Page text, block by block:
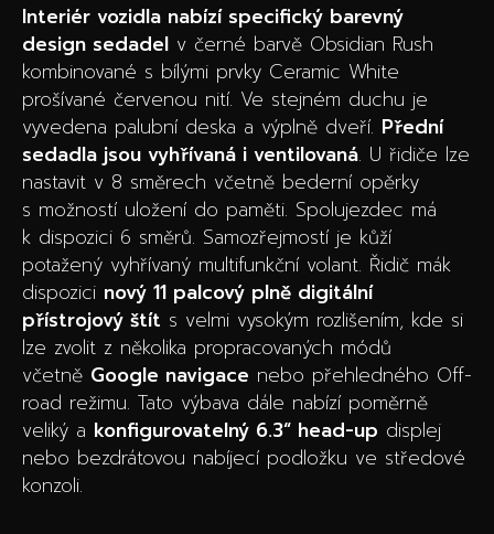
Interiér vozidla nabízí specifický barevný
design sedadel v černé barvě Obsidian Rush
kombinované s bílými prvky Ceramic White
prošívané červenou nití. Ve stejném duchu je
vyvedena palubní deska a výplně dveří. Přední
sedadla jsou vyhřívaná i ventilovaná. U řidiče lze
nastavit v 8 směrech včetně bederní opěrky
s možností uložení do paměti. Spolujezdec má
k dispozici 6 směrů. Samozřejmostí je kůží
potažený vyhřívaný multifunkční volant. Řidič mák
dispozici nový 11 palcový plně digitální
přístrojový štít s velmi vysokým rozlišením, kde si
lze zvolit z několika propracovaných módů
včetně Google navigace nebo přehledného Off-
road režimu. Tato výbava dále nabízí poměrně
veliký a konfigurovatelný 6.3“ head-up displej
nebo bezdrátovou nabíjecí podložku ve středové
konzoli.